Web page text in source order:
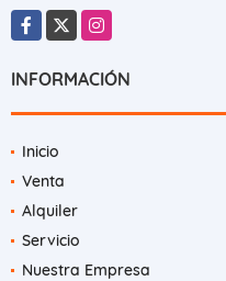
Facebook
X Instagram
INFORMACIÓN
Inicio
Venta
Alquiler
Servicio
Nuestra Empresa